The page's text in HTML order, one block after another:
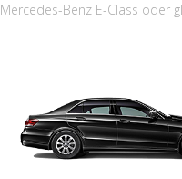
Mercedes-Benz E-Class oder